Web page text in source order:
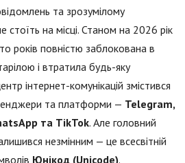
та зрозумілому
стоїть на місці. Станом на 2026 рік
років повністю заблокована в
і втратила будь-яку
інтернет-комунікацій змістився
та платформи — Telegram,
та TikTok. Але головний
незмінним — це всесвітній
Юнікод (Unicode).